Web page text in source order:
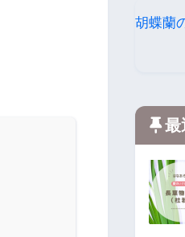
胡蝶蘭
最